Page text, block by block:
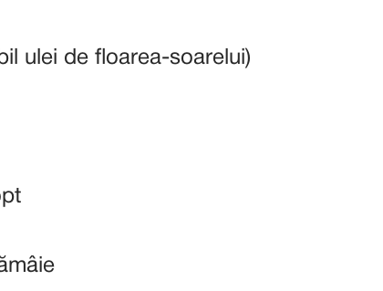
ulei de floarea-soarelui)